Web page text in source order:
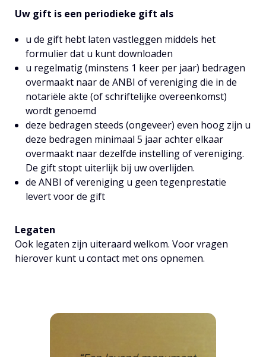
Uw gift is een periodieke gift als
u de gift hebt laten vastleggen middels het
formulier dat u kunt downloaden
u regelmatig (minstens 1 keer per jaar) bedragen
overmaakt naar de ANBI of vereniging die in de
notariële akte (of schriftelijke overeenkomst)
wordt genoemd
deze bedragen steeds (ongeveer) even hoog zijn u
deze bedragen minimaal 5 jaar achter elkaar
overmaakt naar dezelfde instelling of vereniging.
De gift stopt uiterlijk bij uw overlijden.
de ANBI of vereniging u geen tegenprestatie
levert voor de gift
Legaten
Ook legaten zijn uiteraard welkom. Voor vragen
hierover kunt u contact met ons opnemen.